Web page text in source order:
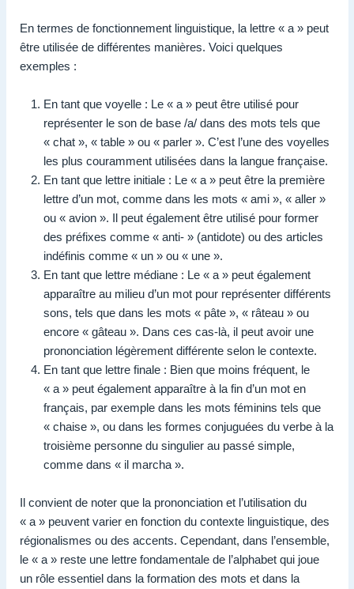
En termes de fonctionnement linguistique, la lettre « a » peut
être utilisée de différentes manières. Voici quelques
exemples :
En tant que voyelle : Le « a » peut être utilisé pour
représenter le son de base /a/ dans des mots tels que
« chat », « table » ou « parler ». C’est l’une des voyelles
les plus couramment utilisées dans la langue française.
En tant que lettre initiale : Le « a » peut être la première
lettre d’un mot, comme dans les mots « ami », « aller »
ou « avion ». Il peut également être utilisé pour former
des préfixes comme « anti- » (antidote) ou des articles
indéfinis comme « un » ou « une ».
En tant que lettre médiane : Le « a » peut également
apparaître au milieu d’un mot pour représenter différents
sons, tels que dans les mots « pâte », « râteau » ou
encore « gâteau ». Dans ces cas-là, il peut avoir une
prononciation légèrement différente selon le contexte.
En tant que lettre finale : Bien que moins fréquent, le
« a » peut également apparaître à la fin d’un mot en
français, par exemple dans les mots féminins tels que
« chaise », ou dans les formes conjuguées du verbe à la
troisième personne du singulier au passé simple,
comme dans « il marcha ».
Il convient de noter que la prononciation et l’utilisation du
« a » peuvent varier en fonction du contexte linguistique, des
régionalismes ou des accents. Cependant, dans l’ensemble,
le « a » reste une lettre fondamentale de l’alphabet qui joue
un rôle essentiel dans la formation des mots et dans la